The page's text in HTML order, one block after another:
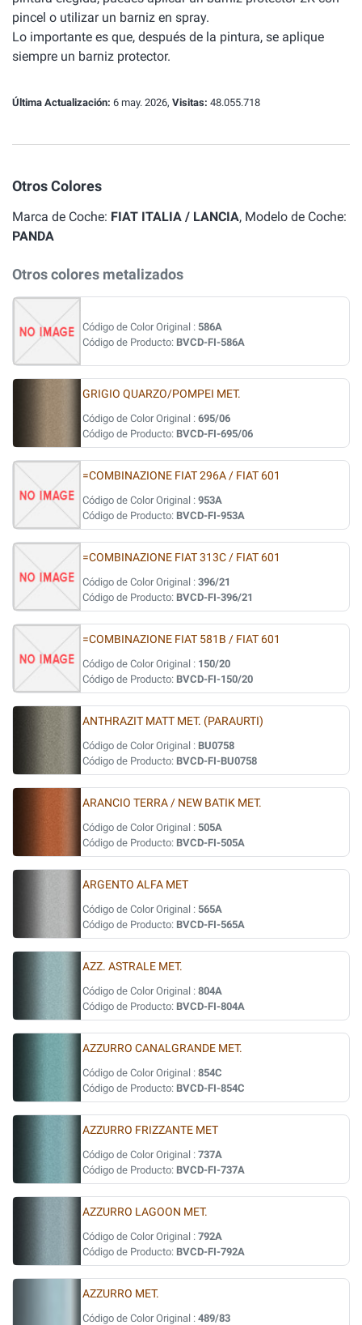
pincel o utilizar un barniz en spray.
Lo importante es que, después de la pintura, se aplique
siempre un barniz protector.
Última Actualización: 6 may. 2026, Visitas: 48.055.718
Otros Colores
Marca de Coche: FIAT ITALIA / LANCIA, Modelo de Coche:
PANDA
Otros colores metalizados
Código de Color Original : 586A
Código de Producto: BVCD-FI-586A
GRIGIO QUARZO/POMPEI MET.
Código de Color Original : 695/06
Código de Producto: BVCD-FI-695/06
=COMBINAZIONE FIAT 296A / FIAT 601
Código de Color Original : 953A
Código de Producto: BVCD-FI-953A
=COMBINAZIONE FIAT 313C / FIAT 601
Código de Color Original : 396/21
Código de Producto: BVCD-FI-396/21
=COMBINAZIONE FIAT 581B / FIAT 601
Código de Color Original : 150/20
Código de Producto: BVCD-FI-150/20
ANTHRAZIT MATT MET. (PARAURTI)
Código de Color Original : BU0758
Código de Producto: BVCD-FI-BU0758
ARANCIO TERRA / NEW BATIK MET.
Código de Color Original : 505A
Código de Producto: BVCD-FI-505A
ARGENTO ALFA MET
Código de Color Original : 565A
Código de Producto: BVCD-FI-565A
AZZ. ASTRALE MET.
Código de Color Original : 804A
Código de Producto: BVCD-FI-804A
AZZURRO CANALGRANDE MET.
Código de Color Original : 854C
Código de Producto: BVCD-FI-854C
AZZURRO FRIZZANTE MET
Código de Color Original : 737A
Código de Producto: BVCD-FI-737A
AZZURRO LAGOON MET.
Código de Color Original : 792A
Código de Producto: BVCD-FI-792A
AZZURRO MET.
Código de Color Original : 489/83